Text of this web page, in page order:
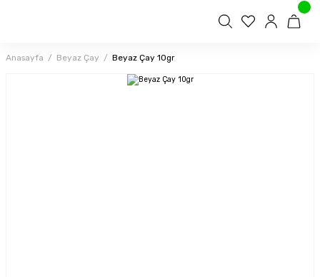
Anasayfa Beyaz Çay Beyaz Çay 10gr